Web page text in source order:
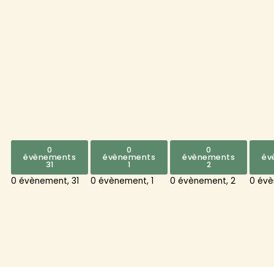
0
évènements
31
0 évènement,31
0
évènements
1
0 évènement,1
0
évènements
2
0 évènement,2 0